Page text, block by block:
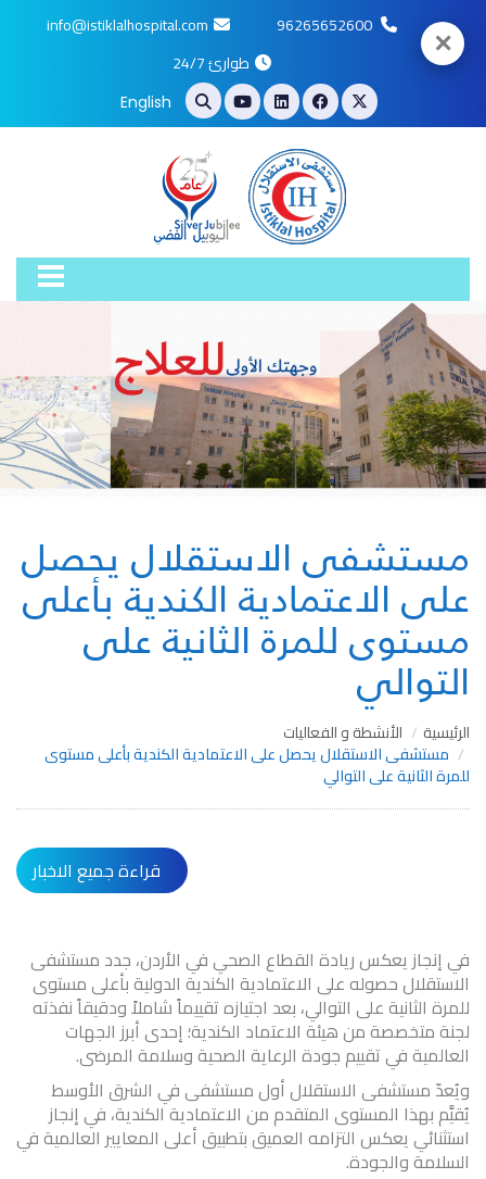
96265652600
info@istiklalhospital.com
طوارئ 24/7
English
مستشفى الاستقلال يحصل
على الاعتمادية الكندية بأعلى
مستوى للمرة الثانية على
التوالي
الرئيسية الأنشطة و الفعاليات
مستشفى الاستقلال يحصل على الاعتمادية الكندية بأعلى مستوى
للمرة الثانية على التوالي
قراءة جميع الاخبار
في إنجاز يعكس ريادة القطاع الصحي في الأردن، جدد مستشفى
الاستقلال حصوله على الاعتمادية الكندية الدولية بأعلى مستوى
للمرة الثانية على التوالي، بعد اجتيازه تقييماً شاملاً ودقيقاً نفذته
لجنة متخصصة من هيئة الاعتماد الكندية؛ إحدى أبرز الجهات
العالمية في تقييم جودة الرعاية الصحية وسلامة المرضى.
ويُعدّ مستشفى الاستقلال أول مستشفى في الشرق الأوسط
يُقيَّم بهذا المستوى المتقدم من الاعتمادية الكندية، في إنجاز
استثنائي يعكس التزامه العميق بتطبيق أعلى المعايير العالمية في
السلامة والجودة.
✕